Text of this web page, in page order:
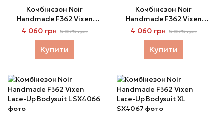
Комбінезон Noir
Handmade F362 Vixen
Lace-Up Bodysuit S
4 060 грн 5 075 грн
Купити
Комбінезон Noir
Handmade F362 Vixen
Lace-Up Bodysuit M
4 060 грн 5 075 грн
Купити